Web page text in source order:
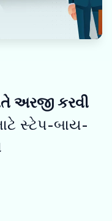
અરજી કરવી
સ્ટેપ-બાય-